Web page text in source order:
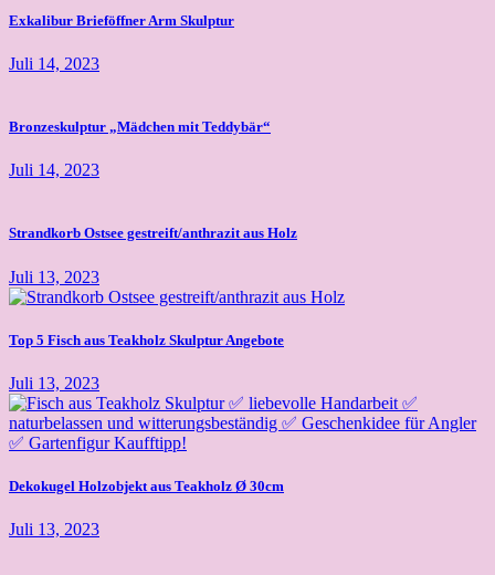
Exkalibur Brieföffner Arm Skulptur
Juli 14, 2023
Bronzeskulptur „Mädchen mit Teddybär“
Juli 14, 2023
Strandkorb Ostsee gestreift/anthrazit aus Holz
Juli 13, 2023
Top 5 Fisch aus Teakholz Skulptur Angebote
Juli 13, 2023
Dekokugel Holzobjekt aus Teakholz Ø 30cm
Juli 13, 2023